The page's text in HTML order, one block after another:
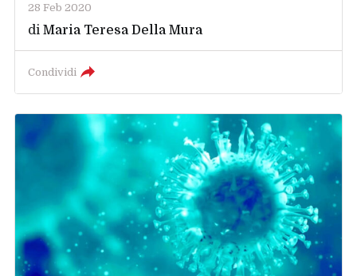
28 Feb 2020
diMaria Teresa Della Mura
Condividi